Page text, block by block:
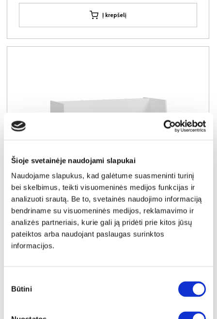
Šioje svetainėje naudojami slapukai
Naudojame slapukus, kad galėtume suasmeninti turinį
bei skelbimus, teikti visuomeninės medijos funkcijas ir
analizuoti srautą. Be to, svetainės naudojimo informaciją
bendriname su visuomeninės medijos, reklamavimo ir
analizės partneriais, kurie gali ją pridėti prie kitos jūsų
pateiktos arba naudojant paslaugas surinktos
informacijos.
pasirinkimas
Būtini
Į krepšelį
CYBERMAN CBMN131-Z12M rašomojo stalo kojos
Išmatavimai:A:74cmP:138cmG:62cm
Kaina taikyta laikotarpiu